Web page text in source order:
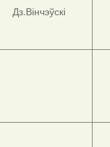
Дз.Вінчэўскі